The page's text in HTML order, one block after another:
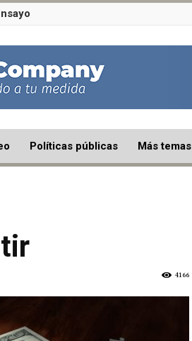
Políticas públicas Más temas
4166